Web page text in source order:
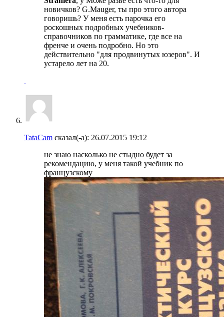
новичков? G.Mauger, ты про этого автора
говоришь? У меня есть парочка его
роскошных подробных учебников-
справочников по грамматике, где все на
френче и очень подробно. Но это
действительно "для продвинутых юзеров". И
устарело лет на 20.
TataCam сказал(-а): 26.07.2015 19:12
не знаю насколько не стыдно будет за
рекомендацию, у меня такой учебник по
французскому